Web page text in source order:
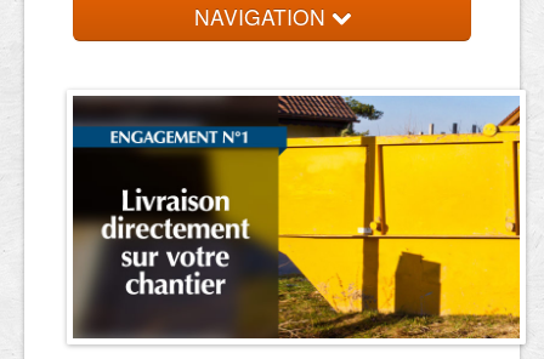
NAVIGATION
Location de benne
Contact et devis